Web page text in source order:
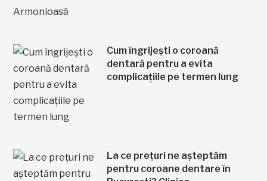
Cum îngrijești o coroană
dentară pentru a evita
complicațiile pe termen lung
La ce prețuri ne așteptăm
pentru coroane dentare în